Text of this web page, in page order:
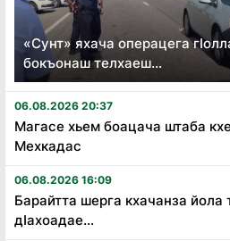
«Сунт» яхача операцега
бокъонаш телхаеш...
06.08.2026 20:37
Магасе хьем боацача штаба
Мехкадас
06.08.2026 16:09
Барайтта шерга кхачанза йола
дӏахоадае...